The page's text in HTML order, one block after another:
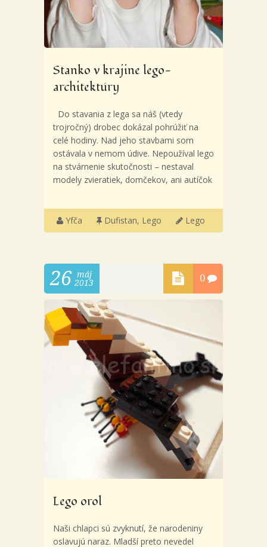
Stanko v krajine lego-
architektúry
Do stavania z lega sa náš (vtedy
trojročný) drobec dokázal pohrúžiť na
celé hodiny. Nad jeho stavbami som
ostávala v nemom údive. Nepoužíval lego
na stvárnenie skutočnosti – nestaval
modely zvieratiek, domčekov, ani autíčok
Yfča Dufistan, Lego Lego
26
máj
2013
0
Lego orol
Naši chlapci sú zvyknutí, že narodeniny
oslavujú naraz. Mladší preto nevedel